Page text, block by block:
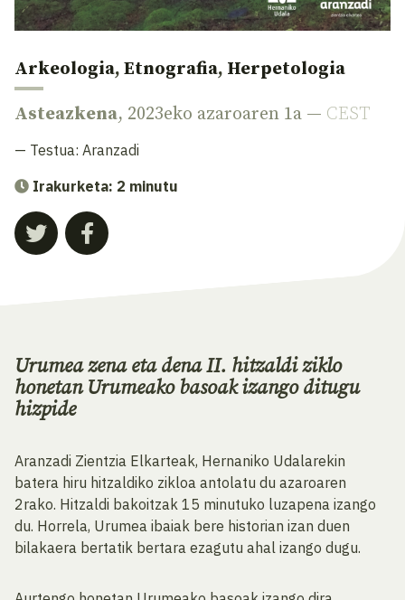
Arkeologia, Etnografia, Herpetologia
Asteazkena, 2023eko azaroaren 1a — CEST
— Testua: Aranzadi
Irakurketa: 2 minutu
Urumea zena eta dena II. hitzaldi ziklo
honetan Urumeako basoak izango ditugu
hizpide
Aranzadi Zientzia Elkarteak, Hernaniko Udalarekin
batera hiru hitzaldiko zikloa antolatu du azaroaren
2rako. Hitzaldi bakoitzak 15 minutuko luzapena izango
du. Horrela, Urumea ibaiak bere historian izan duen
bilakaera bertatik bertara ezagutu ahal izango dugu.